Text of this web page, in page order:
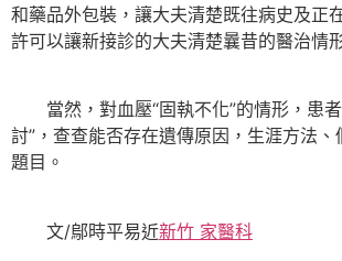
和藥品外包裝，讓大夫清楚既往病史及正
許可以讓新接診的大夫清楚曩昔的醫治情
當然，對血壓“固執不化”的情形，患者
討”，查查能否存在遺傳原因，生涯方法
題目。
文/鄔時平易近新竹 家醫科